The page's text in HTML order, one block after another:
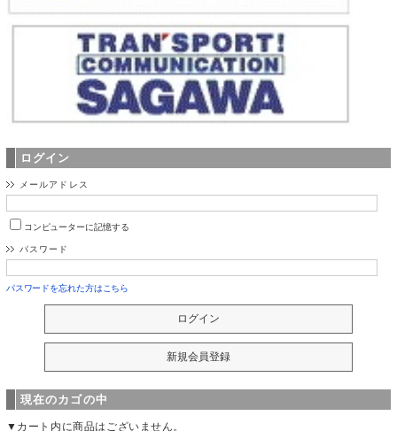
ログイン
メールアドレス
コンピューターに記憶する
パスワード
パスワードを忘れた方はこちら
現在のカゴの中
▼カート内に商品はございません。